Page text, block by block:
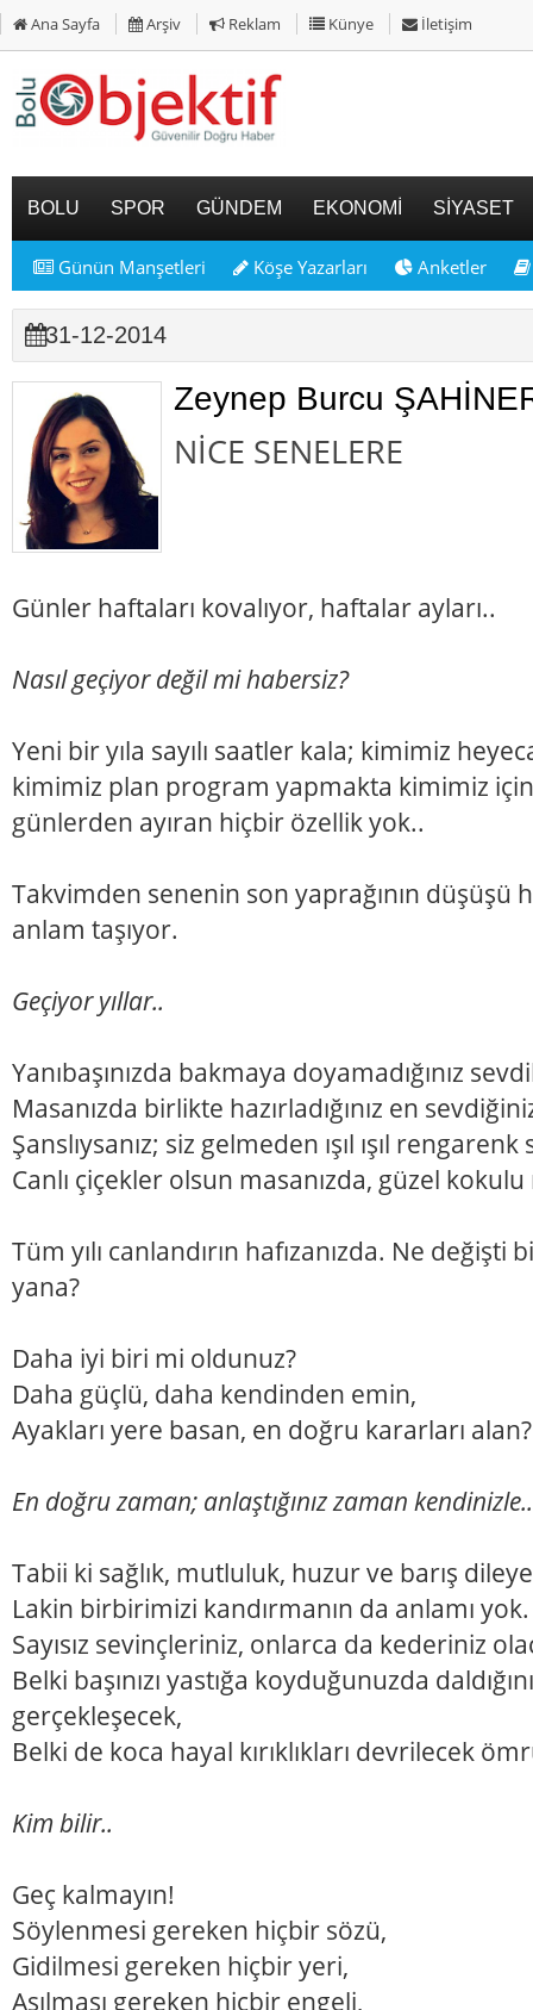
Ana Sayfa Arşiv Reklam Künye İletişim
BOLU SPOR GÜNDEM EKONOMİ SİYASET
Günün Manşetleri Köşe Yazarları Anketler
31-12-2014
Zeynep Burcu
NİCE SENELERE
Günler haftaları kovalıyor, haftalar ayları..
Nasıl geçiyor değil mi habersiz?
Yeni bir yıla sayılı saatler kala; kimimiz
kimimiz plan program yapmakta kimimiz
günlerden ayıran hiçbir özellik yok..
Takvimden senenin son yaprağının düşüşü
anlam taşıyor.
Geçiyor yıllar..
Yanıbaşınızda bakmaya doyamadığınız
Masanızda birlikte hazırladığınız en
Şanslıysanız; siz gelmeden ışıl ışıl
Canlı çiçekler olsun masanızda, güzel
Tüm yılı canlandırın hafızanızda. Ne
yana?
Daha iyi biri mi oldunuz?
Daha güçlü, daha kendinden emin,
Ayakları yere basan, en doğru kararları alan?
En doğru zaman; anlaştığınız zaman kendinizle..
Tabii ki sağlık, mutluluk, huzur ve barış
Lakin birbirimizi kandırmanın da anlamı yok.
Sayısız sevinçleriniz, onlarca da kederiniz
Belki başınızı yastığa koyduğunuzda
gerçekleşecek,
Belki de koca hayal kırıklıkları devrilecek
Kim bilir..
Geç kalmayın!
Söylenmesi gereken hiçbir sözü,
Gidilmesi gereken hiçbir yeri,
Aşılması gereken hiçbir engeli,